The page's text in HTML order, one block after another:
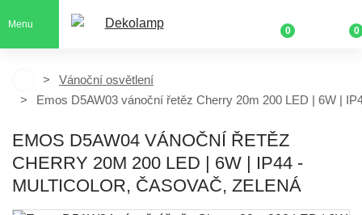
Menu
0 0
Vánoční osvětlení
Emos D5AW03 vánoční řetěz Cherry 20m 200 LED | 6W |
EMOS D5AW04 VÁNOČNÍ ŘETĚZ
CHERRY 20M 200 LED | 6W | IP44 -
MULTICOLOR, ČASOVAČ, ZELENÁ